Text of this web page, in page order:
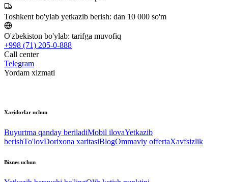
Toshkent bo'ylab yetkazib berish: dan 10 000 so'm
O'zbekiston bo'ylab: tarifga muvofiq
+998 (71) 205-0-888
Call center
Telegram
Yordam xizmati
Xaridorlar uchun
Buyurtma qanday beriladiMobil ilovaYetkazib
berishTo'lovDorixona xaritasiBlogOmmaviy offertaXavfsizlik
Biznes uchun